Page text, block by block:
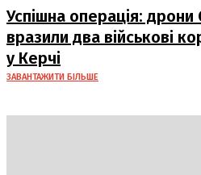
Успішна операція: дрони
вразили два військові
у Керчі
ЗАВАНТАЖИТИ БІЛЬШЕ